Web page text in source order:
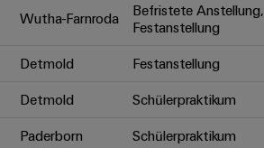
Wutha-Farnroda
Befristete Anstellung,
Festanstellung
Detmold Festanstellung
Detmold Schülerpraktikum
Paderborn Schülerpraktikum